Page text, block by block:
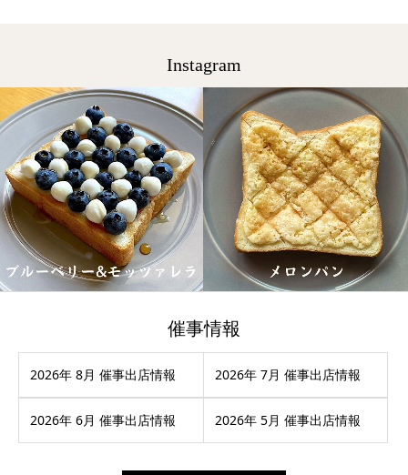
Instagram
催事情報
2026年 8月 催事出店情報 2026年 7月 催事出店情報
2026年 6月 催事出店情報 2026年 5月 催事出店情報